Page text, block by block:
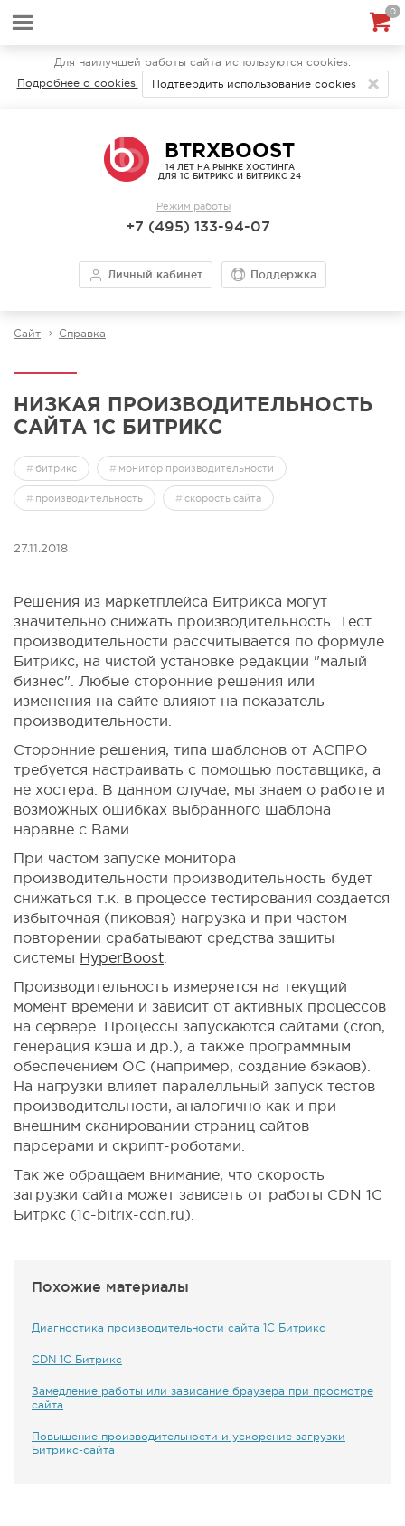
Для наилучшей работы сайта используются cookies.
Подробнее о cookies.
Подтвердить использование cookies
BTRXBOOST
14 ЛЕТ НА РЫНКЕ ХОСТИНГА
ДЛЯ 1С БИТРИКС И БИТРИКС 24
Режим работы
+7 (495) 133-94-07
Личный кабинет Поддержка
Сайт Справка
НИЗКАЯ ПРОИЗВОДИТЕЛЬНОСТЬ
САЙТА 1С БИТРИКС
битрикс монитор производительности
производительность скорость сайта
27.11.2018
Решения из маркетплейса Битрикса могут
значительно снижать производительность. Тест
производительности рассчитывается по формуле
Битрикс, на чистой установке редакции "малый
бизнес". Любые сторонние решения или
изменения на сайте влияют на показатель
производительности.
Сторонние решения, типа шаблонов от АСПРО
требуется настраивать с помощью поставщика, а
не хостера. В данном случае, мы знаем о работе и
возможных ошибках выбранного шаблона
наравне с Вами.
При частом запуске монитора
производительности производительность будет
снижаться т.к. в процессе тестирования создается
избыточная (пиковая) нагрузка и при частом
повторении срабатывают средства защиты
системы HyperBoost
Производительность измеряется на текущий
момент времени и зависит от активных процессов
на сервере. Процессы запускаются сайтами (cron,
генерация кэша и др.), а также программным
обеспечением ОС (например, создание бэкаов).
На нагрузки влияет паралелльный запуск тестов
производительности, аналогично как и при
внешним сканировании страниц сайтов
парсерами и скрипт-роботами.
Так же обращаем внимание, что скорость
загрузки сайта может зависеть от работы CDN 1С
Битркс (1c-bitrix-cdn.ru).
Похожие материалы
Диагностика производительности сайта 1С Битрикс
CDN 1С Битрикс
Замедление работы или зависание браузера при просмотре
сайта
Повышение производительности и ускорение загрузки
Битрикс-сайта
0